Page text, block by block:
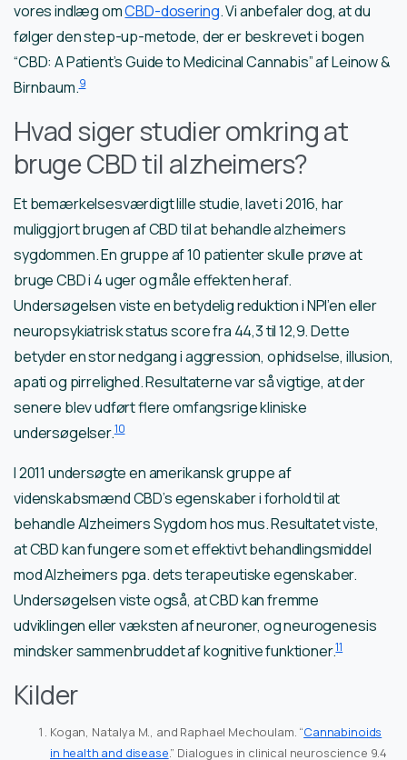
vores indlæg omCBD-dosering. Vi anbefaler dog, at du
følger den step-up-metode, der er beskrevet i bogen
“CBD: A Patient’s Guide to Medicinal Cannabis” af Leinow &
Birnbaum.9
Hvad siger studier omkring at
bruge CBD til alzheimers?
Et bemærkelsesværdigt lille studie, lavet i 2016, har
muliggjort brugen af CBD til at behandle alzheimers
sygdommen. En gruppe af 10 patienter skulle prøve at
bruge CBD i 4 uger og måle effekten heraf.
Undersøgelsen viste en betydelig reduktion i NPI’en eller
neuropsykiatrisk status score fra 44,3 til 12,9. Dette
betyder en stor nedgang i aggression, ophidselse, illusion,
apati og pirrelighed. Resultaterne var så vigtige, at der
senere blev udført flere omfangsrige kliniske
undersøgelser.10
I 2011 undersøgte en amerikansk gruppe af
videnskabsmænd CBD’s egenskaber i forhold til at
behandle Alzheimers Sygdom hos mus. Resultatet viste,
at CBD kan fungere som et effektivt behandlingsmiddel
mod Alzheimers pga. dets terapeutiske egenskaber.
Undersøgelsen viste også, at CBD kan fremme
udviklingen eller væksten af neuroner, og neurogenesis
mindsker sammenbruddet af kognitive funktioner.11
Kilder
Kogan, Natalya M., and Raphael Mechoulam. “Cannabinoids
in health and disease.” Dialogues in clinical neuroscience 9.4